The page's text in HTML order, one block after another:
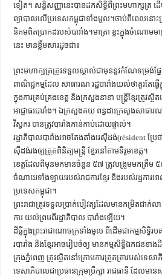
ទៀត។ សន្ធិសញ្ញានេះបានដកសិទ្ធិពីព្រះមហាក្សត្រ ដើម្
ព្យាបាលលើប្រទេសកម្ពុជាទាំងមូល។ចាប់ពីពេលនោះ
និគមពិតប្រាកដរបស់បារាំង។មាត្រា ខ្លះក្នុងចំណោមម
នេះ មានខ្លឹមសារដូចជា៖
ព្រះមហាក្សត្រត្រូវទទួលស្គាល់ជាមុននូវកំណែទម្រង់ផ្នែ
ពាណិជ្ជកម្មដែល សាធារណ រដ្ឋបារាំងយល់ថាគួរតែធ្វ
ក្នុងការគ្រប់គ្រងខេត្ត និងក្រសួងនានា មន្ត្រីខ្មែរត្រូវ
អាជ្ញាធរបារាំង។ ឯក្រសួងគយ ពន្ធដារក្រសួងសាធ
វិស្វករ បានត្រូវបារាំងកាន់កាប់ដោយផ្ទាល់។
រដ្ឋាភិបាលបារាំងអាចតែងតាំងរេស៊ីដង់(résident ប្រ
ស៊ីដង់រងឲ្យត្រួតពិនិត្យមន្ត្រី ខ្មែរនៅតាមទីរួមខេត្ត។
ខេត្តដែលពីមុនមកមានចំនួន ៥៧ ត្រូវបង្រួមមកត្រឹម
ចំណាយទាំងឡាយរបស់រាជការខ្មែរ និងរបស់រដ្ឋការអ
ប្រទេសកម្ពុជា។
ព្រះរាជាត្រូវទទួលប្រាក់បៀវត្សដែលមានកម្រិតជាក់
ការ យល់ព្រមពីរដ្ឋាភិបាល បារាំងឡើយ។
ដីធ្លីក្នុងព្រះរាជាណាចក្រទាំងមូល ពីដើមជាកម្មសិទ្ធិរ
របារាំង និងខ្មែរអាចរៀបចំឲ្យ មានកម្មសិទ្ធិឯកជនខាងដី
ក្រុងភ្នំពេញ ត្រូវស្ថិតនៅក្រោមការត្រួតត្រារបស់ទេស
ទេសាភិបាលជាប្រធានក្រុមប្រឹក្សា រាជធានី ដែលមា